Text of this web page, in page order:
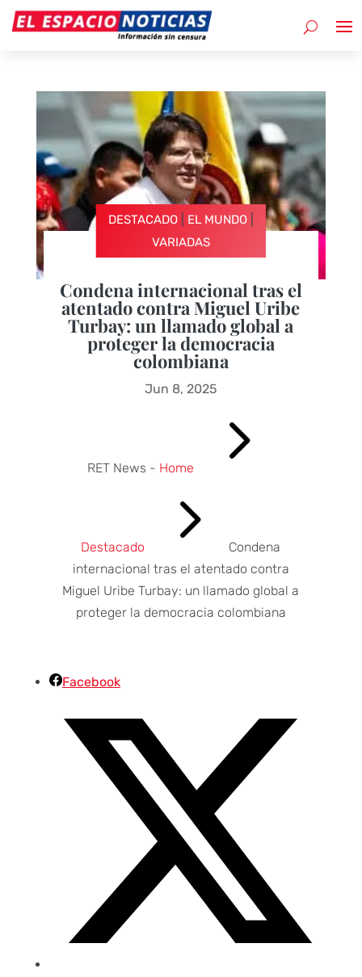
DESTACADO| EL MUNDO|
VARIADAS
Condena internacional tras el
atentado contra Miguel Uribe
Turbay: un llamado global a
proteger la democracia
colombiana
Jun 8, 2025
RET News - Home 5
Destacado 5
Condena
internacional tras el atentado contra
Miguel Uribe Turbay: un llamado global a
proteger la democracia colombiana
Facebook